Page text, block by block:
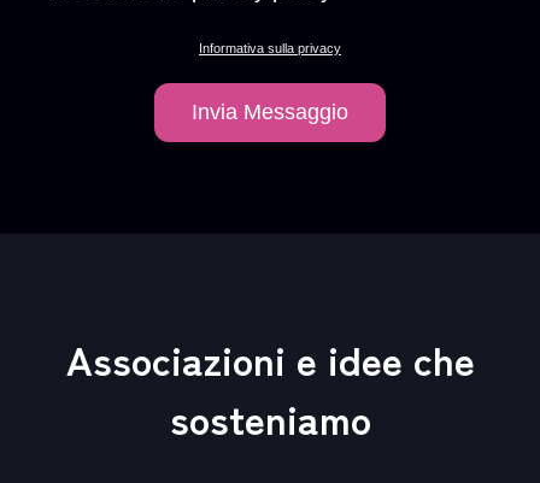
Informativa sulla privacy
Invia Messaggio
Associazioni e idee che
sosteniamo